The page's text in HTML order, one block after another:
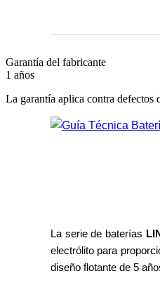
Garantía del fabricante
1 años
La garantía aplica contra defectos
Batería
La serie de baterías
electrólito para
diseño flotante de 5